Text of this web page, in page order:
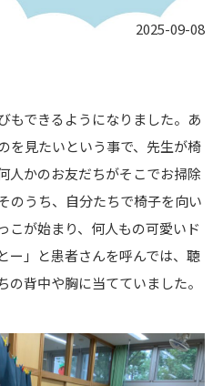
2025-09-08
もできるようになりました。あ
を見たいという事で、先生が椅
人かのお友だちがそこでお掃除
のうち、自分たちで椅子を向い
こが始まり、何人もの可愛いド
ー」と患者さんを呼んでは、聴
背中や胸に当てていました。